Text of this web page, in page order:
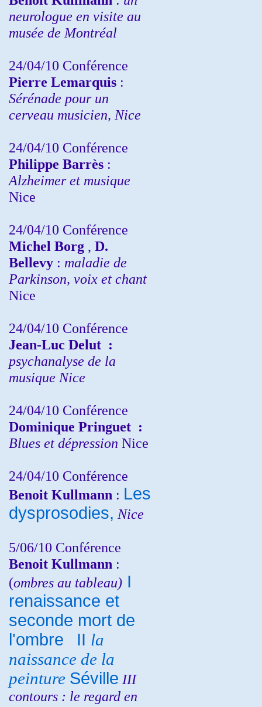
neurologue en visite au
musée de Montréal
24/04/10 Conférence
Pierre Lemarquis :
Sérénade pour un
cerveau musicien, Nice
24/04/10 Conférence
Philippe Barrès :
Alzheimer et musique
Nice
24/04/10 Conférence
Michel Borg , D.
Bellevy : maladie de
Parkinson, voix et chant
Nice
24/04/10 Conférence
Jean-Luc Delut :
psychanalyse de la
musique Nice
24/04/10 Conférence
Dominique Pringuet :
Blues et dépression Nice
24/04/10 Conférence
Benoit Kullmann : Les
dysprosodies, Nice
5/06/10 Conférence
Benoit Kullmann :
(ombres au tableau) I
renaissance et
seconde mort de
l'ombre
II la
naissance de la
peinture Séville III
contours : le regard en